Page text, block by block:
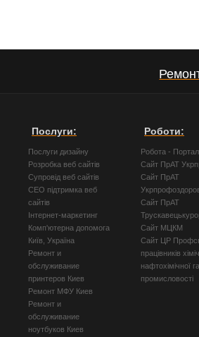
Послуги:
Послуги дизайну
Розробка веб сайтів
Супровід веб сайтів
СЕО підтримка веб
сайтів
Інтернет-маркетинг
Комп'ютерна допомога
Київ, Україна
Ремонт и
обслуживание
принтеров Киев
Ремонт МФУ Киев
Ремонт и
обслуживание
ноутбуков Киев
Роботи:
Робота -
Сайт ПрАТ
Сайт ПрАТ
Сайт ПрАТ
Сайт МЦКМ
Сайт ЦР
працівників
нафтохімічної
промисловості